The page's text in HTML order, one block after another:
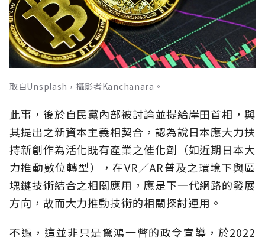
取自Unsplash，攝影者Kanchanara。
此事，後於自民黨內部被討論並提給岸田首相，與
其提出之新資本主義相契合，認為說日本應大力扶
持新創作為活化既有產業之催化劑（如近期日本大
力推動數位轉型），在VR／AR普及之環境下與區
塊鏈技術結合之相關應用，應是下一代網路的發展
方向，故而大力推動技術的相關探討運用。
不過，這並非只是驚鴻一瞥的政令宣導，於2022